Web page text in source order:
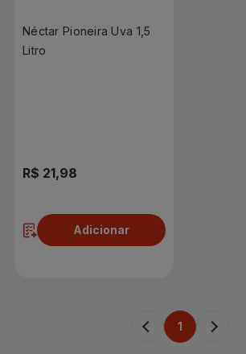
Néctar Pioneira Uva 1,5
Litro
R$ 21,98
Adicionar
1